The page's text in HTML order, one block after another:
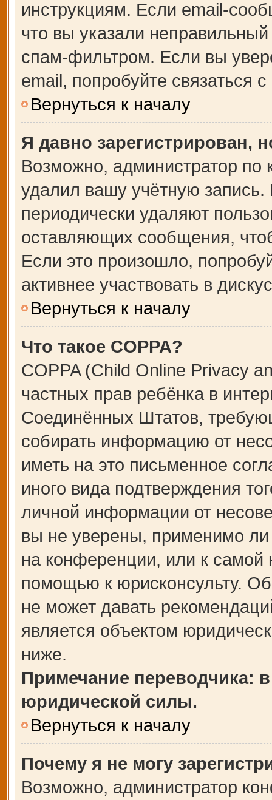
инструкциям. Если email-
что вы указали
спам-фильтром. Если вы
email, попробуйте связаться
Вернуться к началу
Я давно зарегистрирован,
Возможно, администратор по
удалил вашу учётную
периодически удаляют
оставляющих сообщения,
Если это произошло,
активнее участвовать в
Вернуться к началу
Что такое COPPA?
COPPA (Child Online Privacy
частных прав ребёнка в
Соединённых Штатов,
собирать информацию от
иметь на это письменное
иного вида подтверждения
личной информации от
вы не уверены, применимо ли
на конференции, или к самой
помощью к юрисконсульту.
не может давать
является объектом
ниже.
Примечание переводчика:
юридической силы.
Вернуться к началу
Почему я не могу
Возможно, администратор